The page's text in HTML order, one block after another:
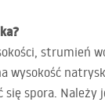
strumień
wysokość
spora. Należy